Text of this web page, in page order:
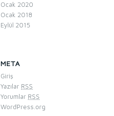
Ocak 2020
Ocak 2018
Eylül 2015
META
Giriş
Yazılar RSS
Yorumlar RSS
WordPress.org